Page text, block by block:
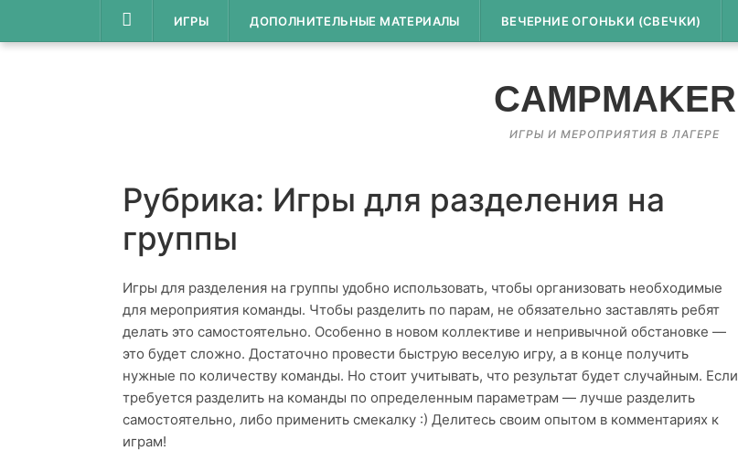
ИГРЫ ДОПОЛНИТЕЛЬНЫЕ МАТЕРИАЛЫ ВЕЧЕРНИЕ ОГОНЬКИ (СВЕЧКИ)
CAMPMAKER
ИГРЫ И МЕРОПРИЯТИЯ В ЛАГЕРЕ
Рубрика: Игры для разделения на
группы
Игры для разделения на группы удобно использовать, чтобы организовать необходимые
для мероприятия команды. Чтобы разделить по парам, не обязательно заставлять ребят
делать это самостоятельно. Особенно в новом коллективе и непривычной обстановке —
это будет сложно. Достаточно провести быструю веселую игру, а в конце получить
нужные по количеству команды. Но стоит учитывать, что результат будет случайным. Если
требуется разделить на команды по определенным параметрам — лучше разделить
самостоятельно, либо применить смекалку :) Делитесь своим опытом в комментариях к
играм!